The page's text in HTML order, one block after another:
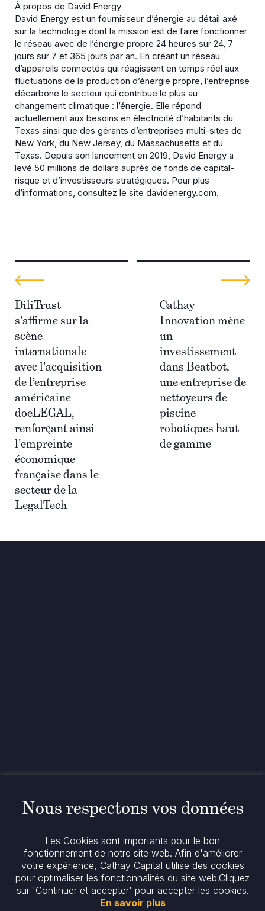
À propos de David Energy
David Energy est un fournisseur d’énergie au détail axé
sur la technologie dont la mission est de faire fonctionner
le réseau avec de l’énergie propre 24 heures sur 24, 7
jours sur 7 et 365 jours par an. En créant un réseau
d’appareils connectés qui réagissent en temps réel aux
fluctuations de la production d’énergie propre, l’entreprise
décarbone le secteur qui contribue le plus au
changement climatique : l’énergie. Elle répond
actuellement aux besoins en électricité d’habitants du
Texas ainsi que des gérants d’entreprises multi-sites de
New York, du New Jersey, du Massachusetts et du
Texas. Depuis son lancement en 2019, David Energy a
levé 50 millions de dollars auprès de fonds de capital-
risque et d’investisseurs stratégiques. Pour plus
d’informations, consultez le site davidenergy.com.
DiliTrust
s'affirme sur la
scène
internationale
avec l'acquisition
de l’entreprise
américaine
doeLEGAL,
renforçant ainsi
l'empreinte
économique
française dans le
secteur de la
LegalTech
Cathay
Innovation mène
un
investissement
dans Beatbot,
une entreprise de
nettoyeurs de
piscine
robotiques haut
de gamme
Notices réglementaires
Notre politique ESG
Restez informés
Nous respectons vos données
Les Cookies sont importants pour le bon
fonctionnement de notre site web. Afin d'améliorer
votre expérience, Cathay Capital utilise des cookies
pour optimaliser les fonctionnalités du site web.Cliquez
sur 'Continuer et accepter' pour accepter les cookies.
En savoir plus